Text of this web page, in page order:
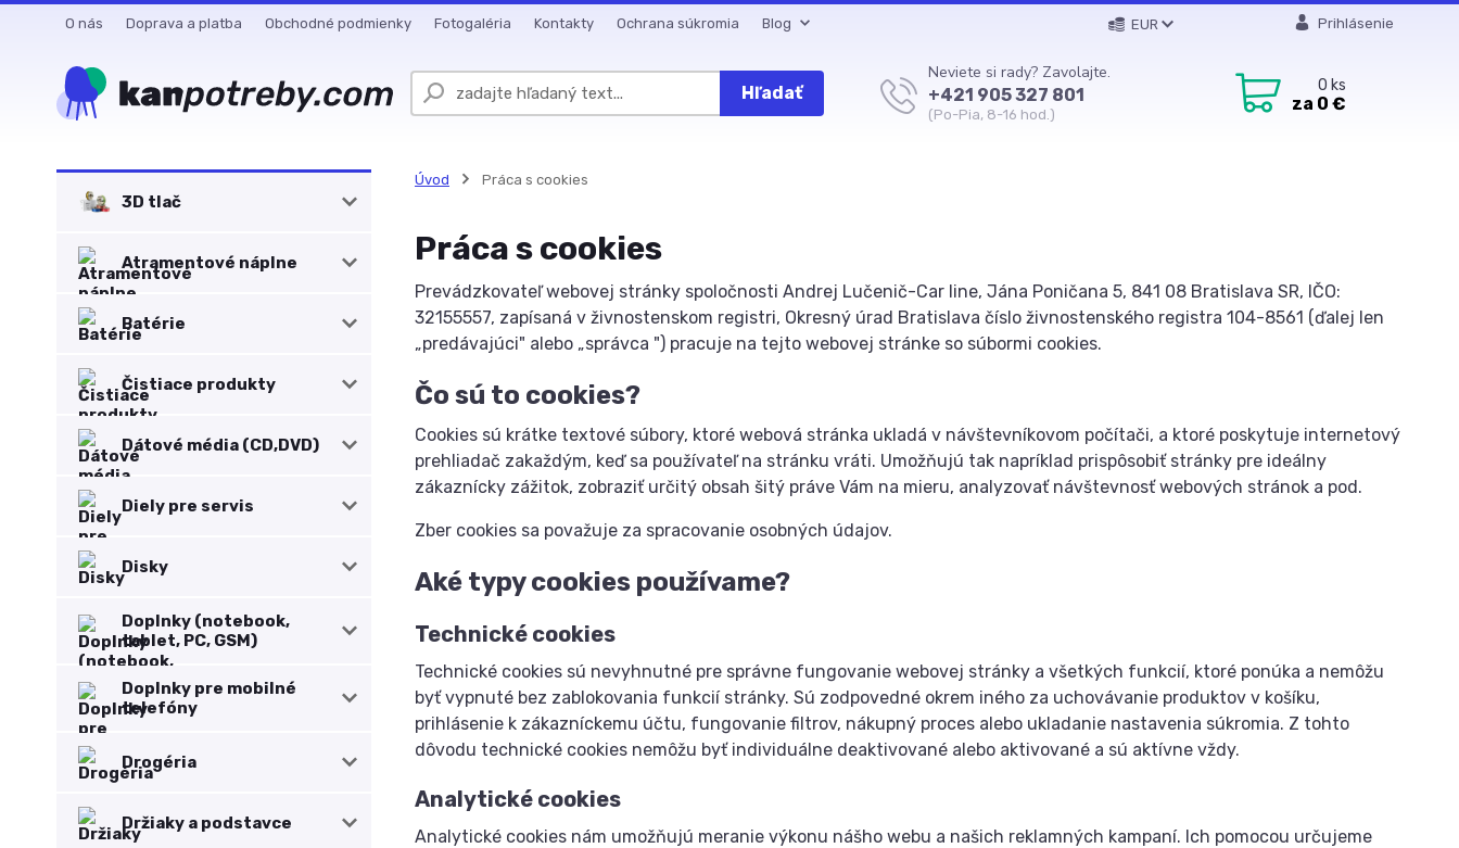
O nás Doprava a platba Obchodné podmienky Fotogaléria Kontakty Ochrana súkromia Blog EUR Prihlásenie
Hľadať
Neviete si rady? Zavolajte.
+421 905 327 801
(Po-Pia, 8-16 hod.)
0 ks
za 0 €
3D tlač
Atramentové náplne
Batérie
Čistiace produkty
Dátové média (CD,DVD)
Diely pre servis
Disky
Doplnky (notebook,
tablet, PC, GSM)
Doplnky pre mobilné
telefóny
Drogéria
Držiaky a podstavce
Úvod Práca s cookies
Práca s cookies
Prevádzkovateľ webovej stránky spoločnosti Andrej Lučenič-Car line, Jána Poničana 5, 841 08 Bratislava SR, IČO:
32155557, zapísaná v živnostenskom registri, Okresný úrad Bratislava číslo živnostenského registra 104-8561 (ďalej len
„predávajúci" alebo „správca ") pracuje na tejto webovej stránke so súbormi cookies.
Čo sú to cookies?
Cookies sú krátke textové súbory, ktoré webová stránka ukladá v návštevníkovom počítači, a ktoré poskytuje internetový
prehliadač zakaždým, keď sa používateľ na stránku vráti. Umožňujú tak napríklad prispôsobiť stránky pre ideálny
zákaznícky zážitok, zobraziť určitý obsah šitý práve Vám na mieru, analyzovať návštevnosť webových stránok a pod.
Zber cookies sa považuje za spracovanie osobných údajov.
Aké typy cookies používame?
Technické cookies
Technické cookies sú nevyhnutné pre správne fungovanie webovej stránky a všetkých funkcií, ktoré ponúka a nemôžu
byť vypnuté bez zablokovania funkcií stránky. Sú zodpovedné okrem iného za uchovávanie produktov v košíku,
prihlásenie k zákazníckemu účtu, fungovanie filtrov, nákupný proces alebo ukladanie nastavenia súkromia. Z tohto
dôvodu technické cookies nemôžu byť individuálne deaktivované alebo aktivované a sú aktívne vždy.
Analytické cookies
Analytické cookies nám umožňujú meranie výkonu nášho webu a našich reklamných kampaní. Ich pomocou určujeme